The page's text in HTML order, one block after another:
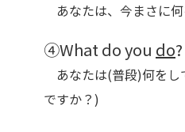
あなたは、今まさに
④What do you do?
あなたは(普段)何を
ですか？)